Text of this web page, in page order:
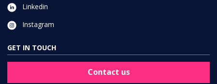
Linkedin
Instagram
GET IN TOUCH
Contact us